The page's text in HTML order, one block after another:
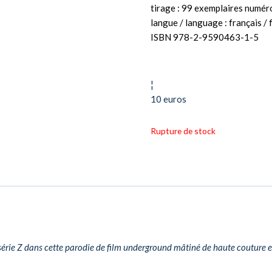
tirage : 99 exemplaires
langue / language : français /
ISBN 978-2-9590463-1-5
¦
10 euros
Rupture de stock
Z dans cette parodie de film underground mâtiné de haute couture